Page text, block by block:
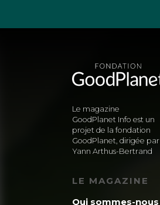
Le magazine
GoodPlanet Info est un
projet de la fondation
GoodPlanet, dirigée par
Yann Arthus-Bertrand
LE MAGAZINE
Qui sommes-nous